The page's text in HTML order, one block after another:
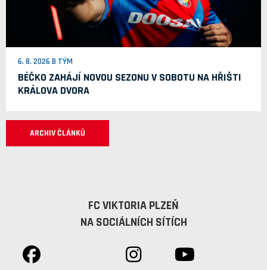
6. 8. 2026 B TÝM
BÉČKO ZAHÁJÍ NOVOU SEZONU V SOBOTU NA HŘIŠTI
KRÁLOVA DVORA
ARCHIV ČLÁNKŮ
FC VIKTORIA PLZEŇ
NA SOCIÁLNÍCH SÍTÍCH